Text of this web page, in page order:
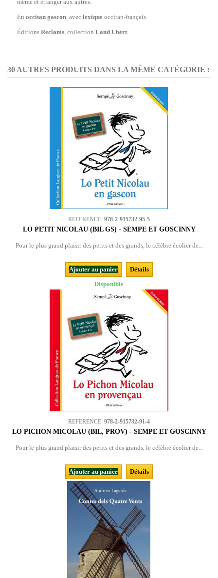
même et étranger aux autres.
En occitan gascon, avec lexique occitan-français.
Éditions Reclams, collection Land Ubèrt.
30 AUTRES PRODUITS DANS LA MÊME CATÉGORIE :
REFERENCE: 978-2-915732-95-5
LO PETIT NICOLAU (BIL GS) - SEMPÉ ET GOSCINNY
Pour le plus grand plaisir des petits et des grands, le célèbre écolier de...
Ajouter au panier
Détails
Disponible
REFERENCE: 978-2-915732-91-4
LO PICHON MICOLAU (BIL, PROV) - SEMPÉ ET GOSCINNY
Pour le plus grand plaisir des petits et des grands, le célèbre écolier de...
Ajouter au panier Détails